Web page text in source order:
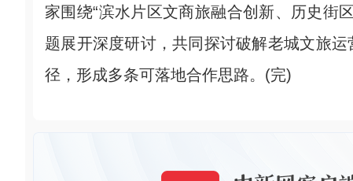
家围绕“滨水片区文商旅融合创新、历史街
题展开深度研讨，共同探讨破解老城文旅
径，形成多条可落地合作思路。(完)